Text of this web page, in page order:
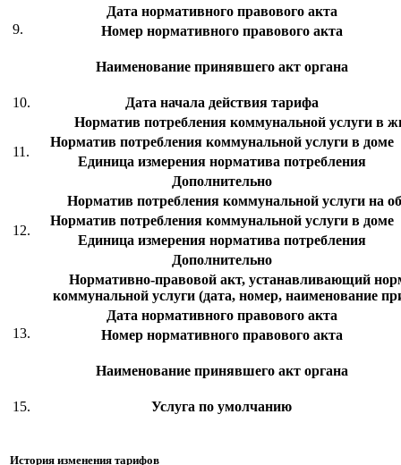
9.
Дата нормативного правового акта
Номер нормативного правового акта
Наименование принявшего акт органа
10. Дата начала действия тарифа
11.
Норматив потребления коммунальной услуги в
Норматив потребления коммунальной услуги в доме
Единица измерения норматива потребления
Дополнительно
12.
Норматив потребления коммунальной услуги на
Норматив потребления коммунальной услуги в доме
Единица измерения норматива потребления
Дополнительно
13.
Нормативно-правовой акт, устанавливающий
коммунальной услуги (дата, номер, наименование
Дата нормативного правового акта
Номер нормативного правового акта
Наименование принявшего акт органа
15. Услуга по умолчанию
История изменения тарифов